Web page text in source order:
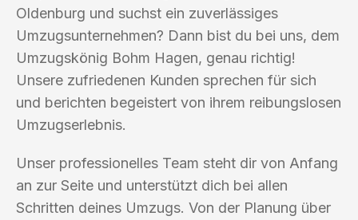
Oldenburg und suchst ein zuverlässiges
Umzugsunternehmen? Dann bist du bei uns, dem
Umzugskönig Bohm Hagen, genau richtig!
Unsere zufriedenen Kunden sprechen für sich
und berichten begeistert von ihrem reibungslosen
Umzugserlebnis.
Unser professionelles Team steht dir von Anfang
an zur Seite und unterstützt dich bei allen
Schritten deines Umzugs. Von der Planung über